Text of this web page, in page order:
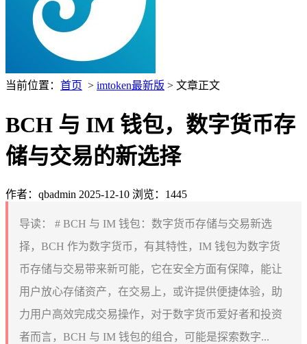
当前位置： 首页 > imtoken最新版 > 文章正文
BCH 与 IM 钱包，数字货币存
储与交易的新选择
作者：qbadmin 2025-12-10 浏览：1445
导读：
# BCH 与 IM 钱包：数字货币存储与交易新选
择，BCH 作为数字货币，有其特性，IM 钱包为数字货
币存储与交易带来新可能，它在安全方面有保障，能让
用户放心存储资产，在交易上，或许提供便捷体验，助
力用户高效完成交易操作，对于数字货币爱好者和投资
者而言，BCH 与 IM 钱包的组合，可能是探索数字...